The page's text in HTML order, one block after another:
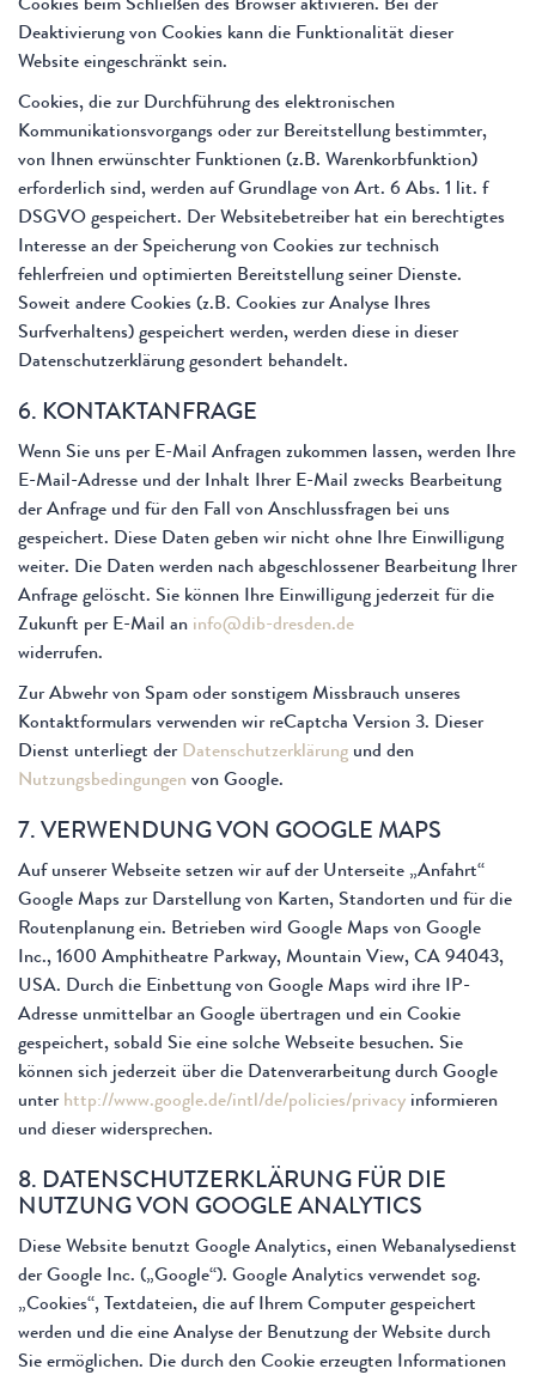
Cookies beim Schließen des Browser aktivieren. Bei der
Deaktivierung von Cookies kann die Funktionalität dieser
Website eingeschränkt sein.
Cookies, die zur Durchführung des elektronischen
Kommunikationsvorgangs oder zur Bereitstellung bestimmter,
von Ihnen erwünschter Funktionen (z.B. Warenkorbfunktion)
erforderlich sind, werden auf Grundlage von Art. 6 Abs. 1 lit. f
DSGVO gespeichert. Der Websitebetreiber hat ein berechtigtes
Interesse an der Speicherung von Cookies zur technisch
fehlerfreien und optimierten Bereitstellung seiner Dienste.
Soweit andere Cookies (z.B. Cookies zur Analyse Ihres
Surfverhaltens) gespeichert werden, werden diese in dieser
Datenschutzerklärung gesondert behandelt.
6. KONTAKTANFRAGE
Wenn Sie uns per E-Mail Anfragen zukommen lassen, werden Ihre
E-Mail-Adresse und der Inhalt Ihrer E-Mail zwecks Bearbeitung
der Anfrage und für den Fall von Anschlussfragen bei uns
gespeichert. Diese Daten geben wir nicht ohne Ihre Einwilligung
weiter. Die Daten werden nach abgeschlossener Bearbeitung Ihrer
Anfrage gelöscht. Sie können Ihre Einwilligung jederzeit für die
Zukunft per E-Mail an info@dib-dresden.de
widerrufen.
Zur Abwehr von Spam oder sonstigem Missbrauch unseres
Kontaktformulars verwenden wir reCaptcha Version 3. Dieser
Dienst unterliegt der Datenschutzerklärung und den
Nutzungsbedingungen von Google.
7. VERWENDUNG VON GOOGLE MAPS
Auf unserer Webseite setzen wir auf der Unterseite „Anfahrt“
Google Maps zur Darstellung von Karten, Standorten und für die
Routenplanung ein. Betrieben wird Google Maps von Google
Inc., 1600 Amphitheatre Parkway, Mountain View, CA 94043,
USA. Durch die Einbettung von Google Maps wird ihre IP-
Adresse unmittelbar an Google übertragen und ein Cookie
gespeichert, sobald Sie eine solche Webseite besuchen. Sie
können sich jederzeit über die Datenverarbeitung durch Google
unter http://www.google.de/intl/de/policies/privacy informieren
und dieser widersprechen.
8. DATENSCHUTZERKLÄRUNG FÜR DIE
NUTZUNG VON GOOGLE ANALYTICS
Diese Website benutzt Google Analytics, einen Webanalysedienst
der Google Inc. („Google“). Google Analytics verwendet sog.
„Cookies“, Textdateien, die auf Ihrem Computer gespeichert
werden und die eine Analyse der Benutzung der Website durch
Sie ermöglichen. Die durch den Cookie erzeugten Informationen